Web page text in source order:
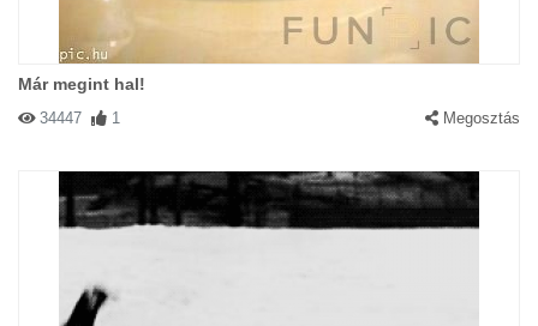
Már megint hal!
34447 1 Megosztás